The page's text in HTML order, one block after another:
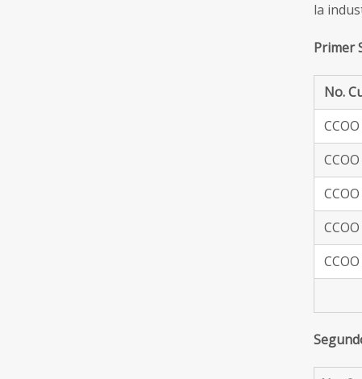
la
Primer
No.